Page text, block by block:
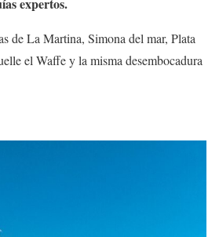
expertos.
de La Martina, Simona del mar, Plata
el Waffe y la misma desembocadura